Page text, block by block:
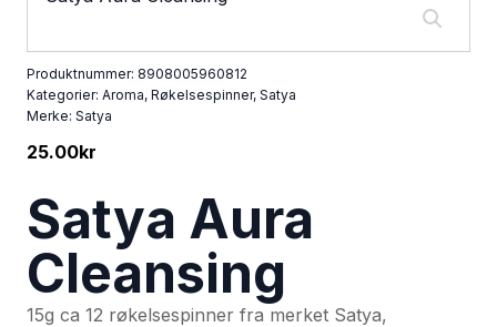
Produktnummer: 8908005960812
Kategorier: Aroma, Røkelsespinner, Satya
Merke: Satya
25.00kr
Satya Aura
Cleansing
15g ca 12 røkelsespinner fra merket Satya,